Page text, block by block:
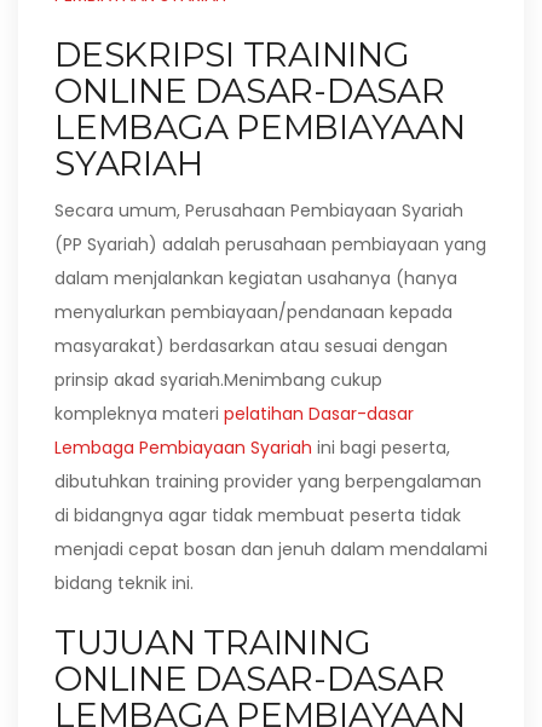
DESKRIPSI TRAINING
ONLINE DASAR-DASAR
LEMBAGA PEMBIAYAAN
SYARIAH
Secara umum, Perusahaan Pembiayaan Syariah
(PP Syariah) adalah perusahaan pembiayaan yang
dalam menjalankan kegiatan usahanya (hanya
menyalurkan pembiayaan/pendanaan kepada
masyarakat) berdasarkan atau sesuai dengan
prinsip akad syariah.Menimbang cukup
kompleknya materi pelatihan Dasar-dasar
Lembaga Pembiayaan Syariah ini bagi peserta,
dibutuhkan training provider yang berpengalaman
di bidangnya agar tidak membuat peserta tidak
menjadi cepat bosan dan jenuh dalam mendalami
bidang teknik ini.
TUJUAN TRAINING
ONLINE DASAR-DASAR
LEMBAGA PEMBIAYAAN